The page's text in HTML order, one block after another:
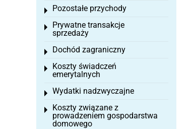
Pozostałe przychody
Toggle menu
Prywatne transakcje
sprzedaży
Toggle menu
Dochód zagraniczny
Toggle menu
Koszty świadczeń
emerytalnych
Toggle menu
Wydatki nadzwyczajne
Toggle menu
Koszty związane z
prowadzeniem gospodarstwa
domowego
Toggle menu